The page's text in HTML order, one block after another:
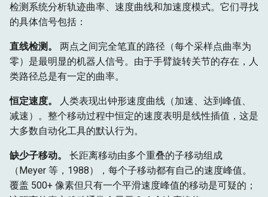
检测系统分析轨迹曲率、速度曲线和加速度模式。它们寻找
的具体信号包括：
直线检测。
两点之间完全笔直的路径（每个采样点曲率为
零）是最明显的机器人信号。由于手臂旋转关节的存在，人
类路径总是有一定的曲率。
恒定速度。
人类表现出钟形速度曲线（加速、达到峰值、
减速）。整个移动过程中恒定的速度表明是线性插值，这是
大多数自动化工具的默认行为。
缺少子移动。
长距离移动由多个重叠的子移动组成
（Meyer 等，1988），每个子移动都有自己的速度峰值。
覆盖 500+ 像素但只有一个平滑速度峰值的移动是可疑的；